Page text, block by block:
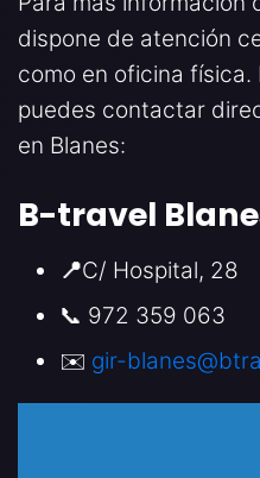
dispone de atención
como en oficina física.
puedes contactar
en Blanes:
B-travel
📍C/ Hospital, 28
📞 972 359 063
✉️ gir-